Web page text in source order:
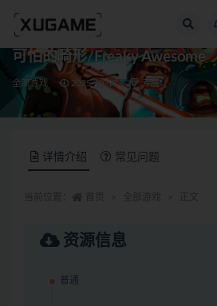
可怕的畸形/Freaky Awesome
全部游戏 2025-10-19 专属
详情介绍 常见问题
资源信息
普通